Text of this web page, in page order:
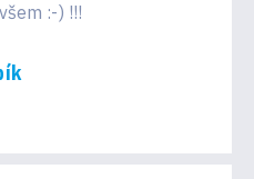
:-) !!!